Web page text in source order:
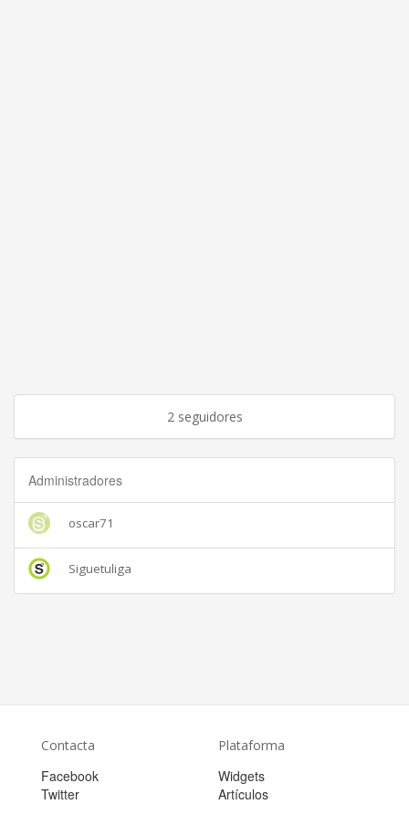
2 seguidores
Administradores
oscar71
Siguetuliga
Contacta
Facebook
Twitter
Plataforma
Widgets
Artículos